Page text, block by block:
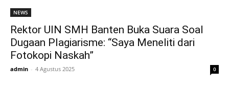
NEWS
Rektor UIN SMH Banten Buka Suara Soal
Dugaan Plagiarisme: “Saya Meneliti dari
Fotokopi Naskah”
admin - 4 Agustus 2025 0